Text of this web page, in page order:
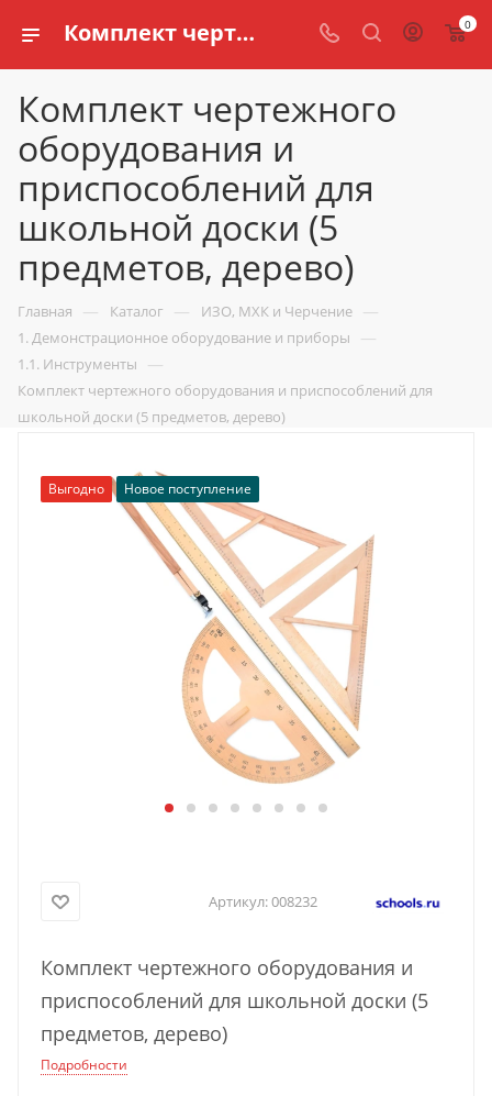
Комплект чертежного оборудования и приспособлений для школьной доски (5 предметов, дерево) купить по доступной цене в интернет магазине schools.ru 0
Комплект чертежного
оборудования и
приспособлений для
школьной доски (5
предметов, дерево)
Главная — Каталог — ИЗО, МХК и Черчение —
1. Демонстрационное оборудование и приборы —
1.1. Инструменты —
Комплект чертежного оборудования и приспособлений для
школьной доски (5 предметов, дерево)
Выгодно Новое поступление
Артикул:008232
Комплект чертежного оборудования и
приспособлений для школьной доски (5
предметов, дерево)
Подробности